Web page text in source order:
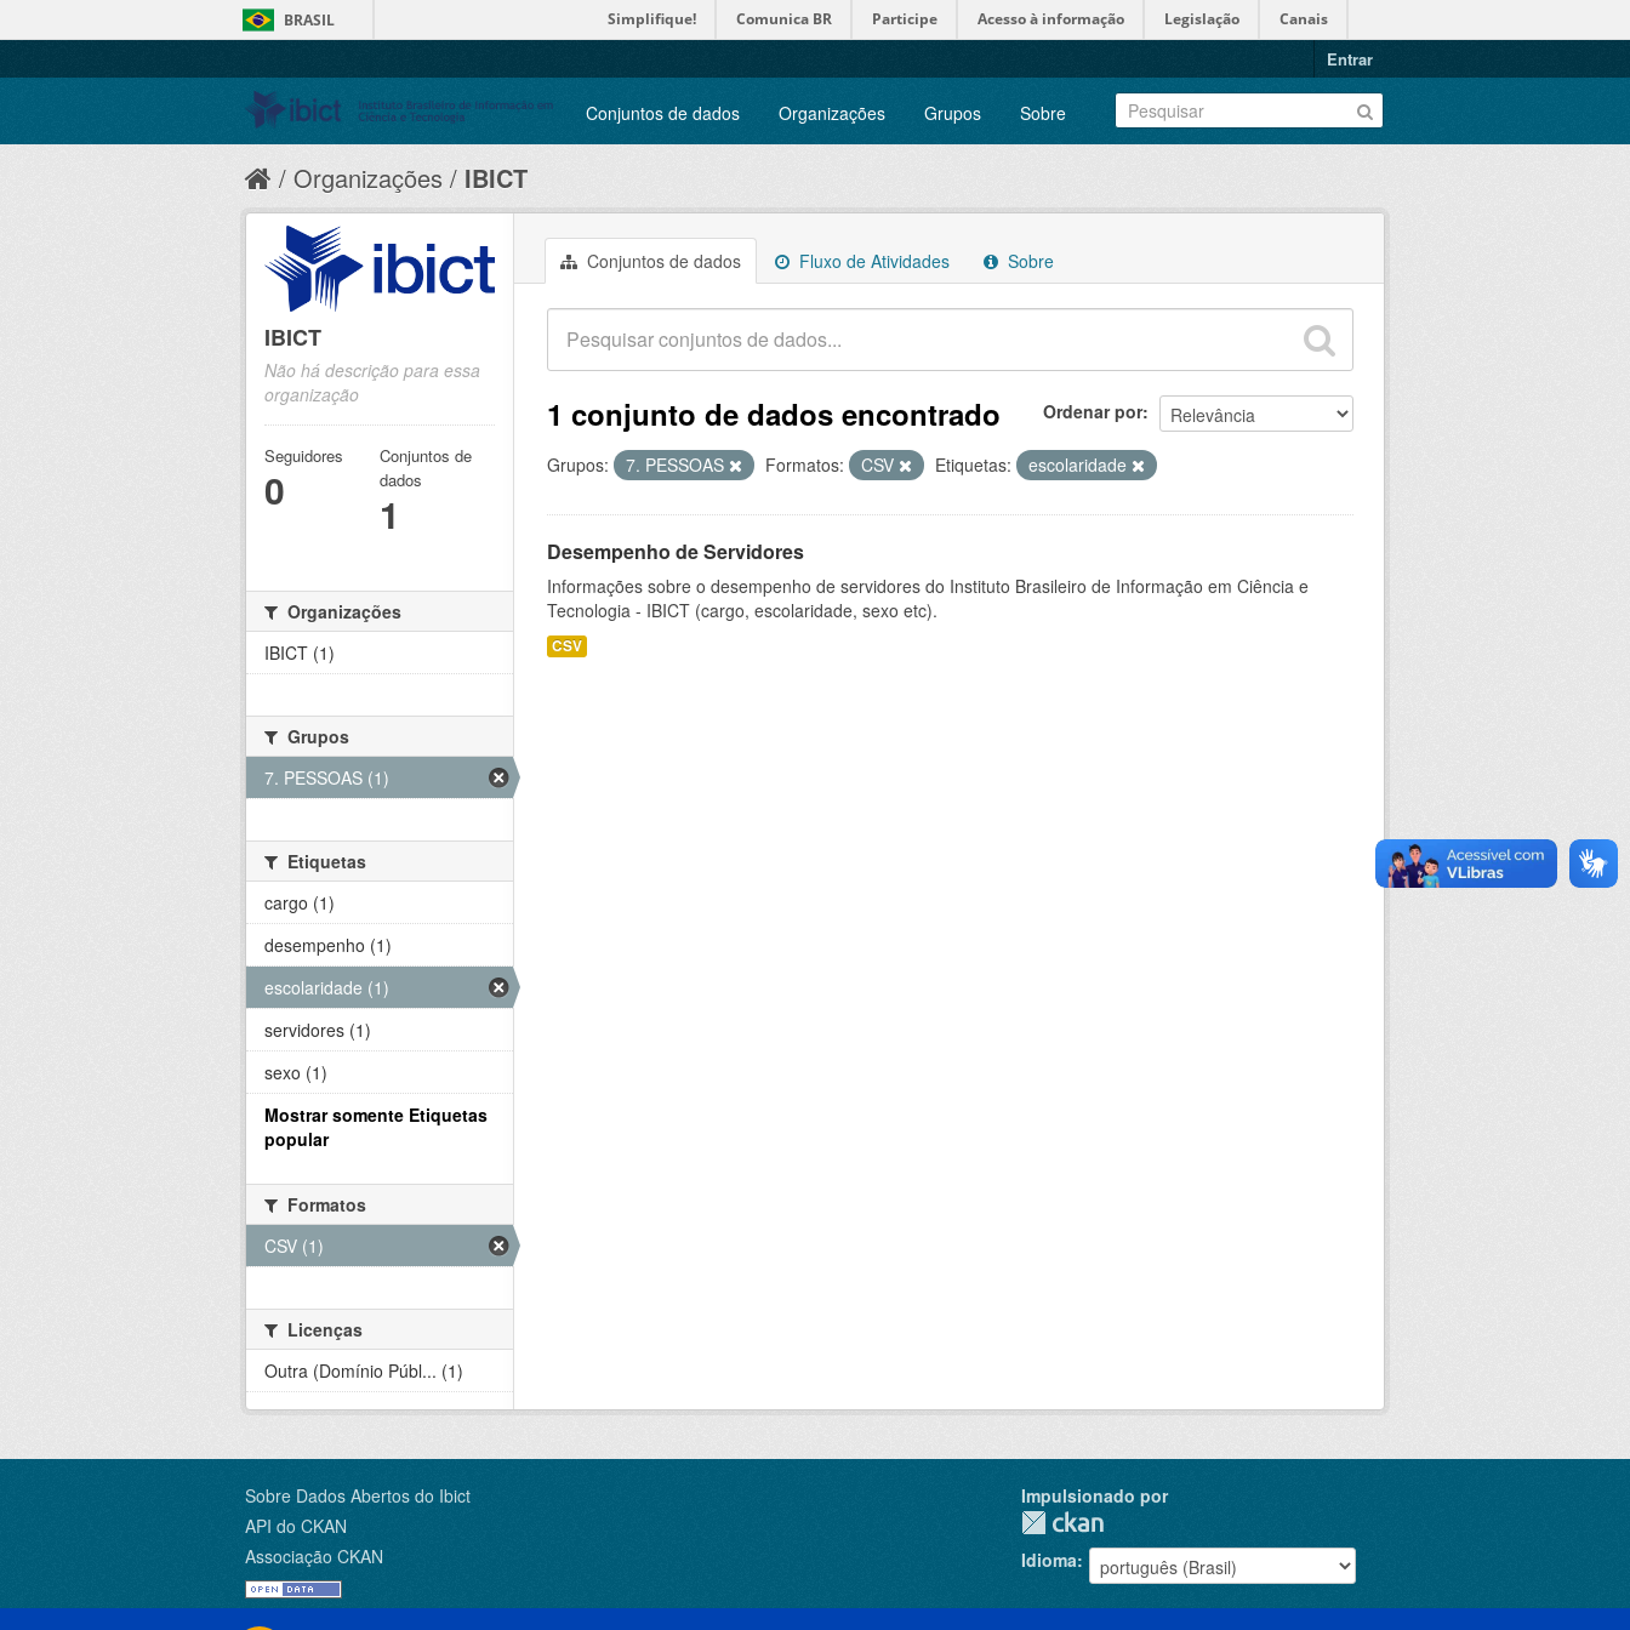
BRASIL Simplifique! Comunica BR Participe Acesso à informação Legislação Canais
Entrar
Conjuntos de dados Organizações Grupos Sobre
Organizações IBICT
Conjuntos de dados Fluxo de Atividades Sobre
Ordenar por
1 conjunto de dados encontrado
Grupos: 7. PESSOAS Formatos: CSV Etiquetas: escolaridade
Desempenho de Servidores
Informações sobre o desempenho de servidores do Instituto Brasileiro de Informação em Ciência e
Tecnologia - IBICT (cargo, escolaridade, sexo etc).
CSV
IBICT
Não há descrição para essa
organização
Seguidores
0
Conjuntos de
dados
1
Organizações
IBICT (1)
Grupos
7. PESSOAS (1)
Etiquetas
cargo (1)
desempenho (1)
escolaridade (1)
servidores (1)
sexo (1)
Mostrar somente Etiquetas
popular
Formatos
CSV (1)
Licenças
Outra (Domínio Públ... (1)
Sobre Dados Abertos do Ibict
API do CKAN
Associação CKAN
Impulsionado por
Idioma